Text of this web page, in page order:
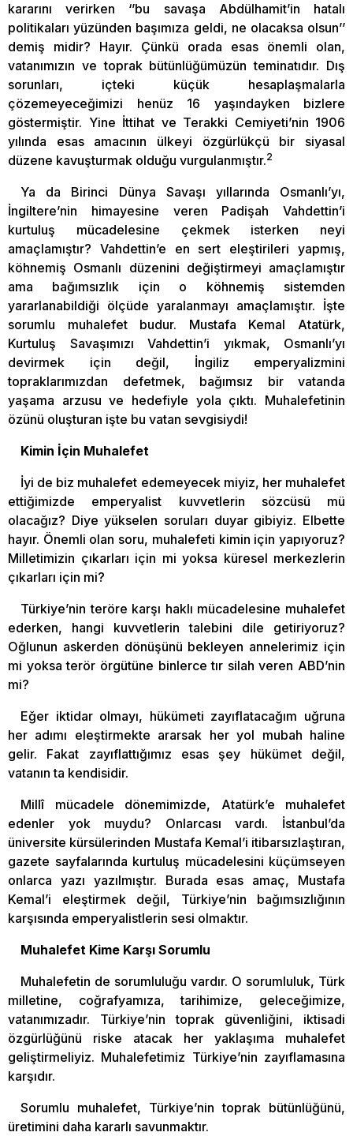
kararını verirken ‘’bu savaşa Abdülhamit’in hatalı
politikaları yüzünden başımıza geldi, ne olacaksa olsun’’
demiş midir? Hayır. Çünkü orada esas önemli olan,
vatanımızın ve toprak bütünlüğümüzün teminatıdır. Dış
sorunları, içteki küçük hesaplaşmalarla
çözemeyeceğimizi henüz 16 yaşındayken bizlere
göstermiştir. Yine İttihat ve Terakki Cemiyeti’nin 1906
yılında esas amacının ülkeyi özgürlükçü bir siyasal
düzene kavuşturmak olduğu vurgulanmıştır.2
Ya da Birinci Dünya Savaşı yıllarında Osmanlı’yı,
İngiltere’nin himayesine veren Padişah Vahdettin’i
kurtuluş mücadelesine çekmek isterken neyi
amaçlamıştır? Vahdettin’e en sert eleştirileri yapmış,
köhnemiş Osmanlı düzenini değiştirmeyi amaçlamıştır
ama bağımsızlık için o köhnemiş sistemden
yararlanabildiği ölçüde yaralanmayı amaçlamıştır. İşte
sorumlu muhalefet budur. Mustafa Kemal Atatürk,
Kurtuluş Savaşımızı Vahdettin’i yıkmak, Osmanlı’yı
devirmek için değil, İngiliz emperyalizmini
topraklarımızdan defetmek, bağımsız bir vatanda
yaşama arzusu ve hedefiyle yola çıktı. Muhalefetinin
özünü oluşturan işte bu vatan sevgisiydi!
Kimin İçin Muhalefet
İyi de biz muhalefet edemeyecek miyiz, her muhalefet
ettiğimizde emperyalist kuvvetlerin sözcüsü mü
olacağız? Diye yükselen soruları duyar gibiyiz. Elbette
hayır. Önemli olan soru, muhalefeti kimin için yapıyoruz?
Milletimizin çıkarları için mi yoksa küresel merkezlerin
çıkarları için mi?
Türkiye’nin teröre karşı haklı mücadelesine muhalefet
ederken, hangi kuvvetlerin talebini dile getiriyoruz?
Oğlunun askerden dönüşünü bekleyen annelerimiz için
mi yoksa terör örgütüne binlerce tır silah veren ABD’nin
mi?
Eğer iktidar olmayı, hükümeti zayıflatacağım uğruna
her adımı eleştirmekte ararsak her yol mubah haline
gelir. Fakat zayıflattığımız esas şey hükümet değil,
vatanın ta kendisidir.
Millî mücadele dönemimizde, Atatürk’e muhalefet
edenler yok muydu? Onlarcası vardı. İstanbul’da
üniversite kürsülerinden Mustafa Kemal’i itibarsızlaştıran,
gazete sayfalarında kurtuluş mücadelesini küçümseyen
onlarca yazı yazılmıştır. Burada esas amaç, Mustafa
Kemal’i eleştirmek değil, Türkiye’nin bağımsızlığının
karşısında emperyalistlerin sesi olmaktır.
Muhalefet Kime Karşı Sorumlu
Muhalefetin de sorumluluğu vardır. O sorumluluk, Türk
milletine, coğrafyamıza, tarihimize, geleceğimize,
vatanımızadır. Türkiye’nin toprak güvenliğini, iktisadi
özgürlüğünü riske atacak her yaklaşıma muhalefet
geliştirmeliyiz. Muhalefetimiz Türkiye’nin zayıflamasına
karşıdır.
Sorumlu muhalefet, Türkiye’nin toprak bütünlüğünü,
üretimini daha kararlı savunmaktır.